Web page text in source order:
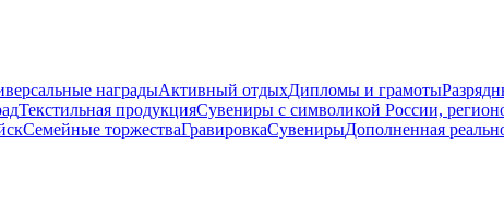
наградыАктивный отдыхДипломы и грамоты
Текстильная продукцияСувениры с символикой России,
Семейные торжестваГравировкаСувенирыДополненная